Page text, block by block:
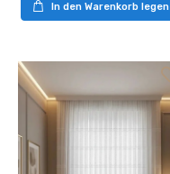
In den Warenkorb legen